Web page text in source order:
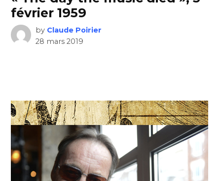
février 1959
by Claude Poirier
28 mars 2019